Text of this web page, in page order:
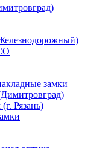
замки
Рязань)